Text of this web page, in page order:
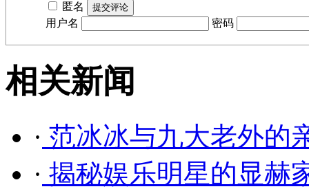
匿名
用户名
密码
相关新闻
· 范冰冰与九大老外的
· 揭秘娱乐明星的显赫